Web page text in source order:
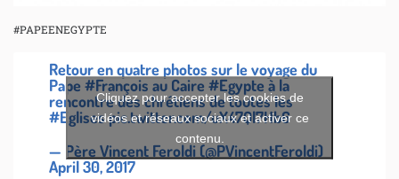
#PAPEENEGYPTE
Retour en quatre photos sur le voyage du
Pape #François au Caire #Egypteà la
rencontre des chrétiens de toutes les
#Eglisespic.twitter.com/uX47Ql7Hb6
— Père Vincent Feroldi (@PVincentFeroldi)
April 30, 2017
Cliquez pour accepter les cookies de
vidéos et réseaux sociaux et activer ce
contenu.